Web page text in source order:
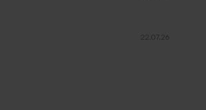
22.07.26